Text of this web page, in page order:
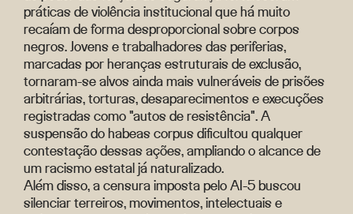
práticas de violência institucional que há muito
recaíam de forma desproporcional sobre corpos
negros. Jovens e trabalhadores das periferias,
marcadas por heranças estruturais de exclusão,
tornaram-se alvos ainda mais vulneráveis de prisões
arbitrárias, torturas, desaparecimentos e execuções
registradas como "autos de resistência". A
suspensão do habeas corpus dificultou qualquer
contestação dessas ações, ampliando o alcance de
um racismo estatal já naturalizado.
Além disso, a censura imposta pelo AI-5 buscou
silenciar terreiros, movimentos, intelectuais e